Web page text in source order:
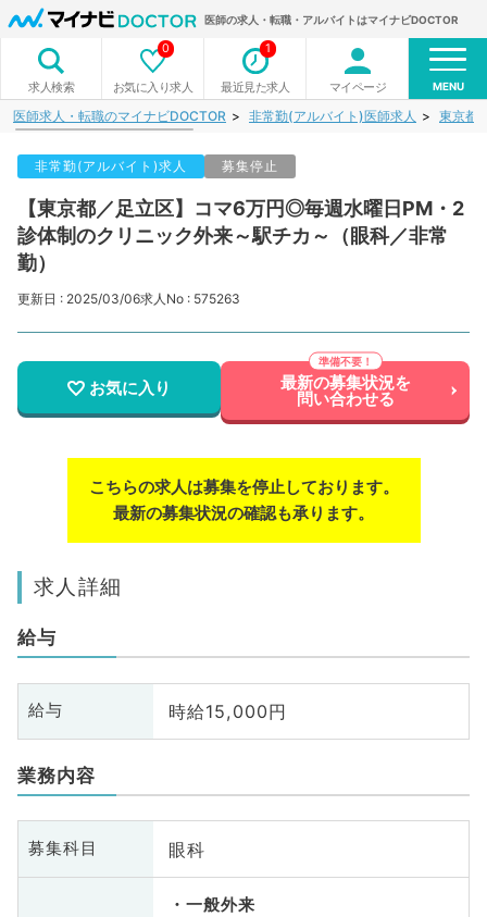
医師の求人・転職・アルバイトはマイナビDOCTOR
求人検索 お気に入り求人
0
最近見た求人
1
マイページ MENU
医師求人・転職のマイナビDOCTOR 非常勤(アルバイト)医師求人 東京都
非常勤(アルバイト)求人 募集停止
【東京都／足立区】コマ6万円◎毎週水曜日PM・2
診体制のクリニック外来～駅チカ～（眼科／非常
勤）
更新日 : 2025/03/06求人No : 575263
お気に入り 最新の募集状況を
問い合わせる
こちらの求人は募集を停止しております。
最新の募集状況の確認も承ります。
求人詳細
給与
給与 時給15,000円
業務内容
募集科目 眼科
一般外来